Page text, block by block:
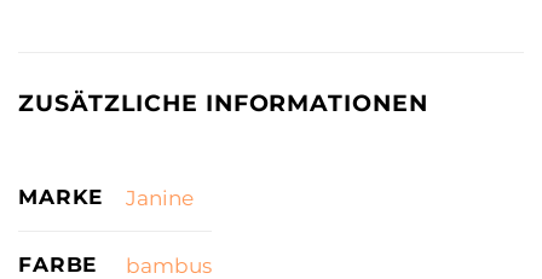
ZUSÄTZLICHE INFORMATIONEN
MARKE Janine
FARBE bambus